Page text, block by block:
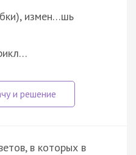
измен…шь
в которых в